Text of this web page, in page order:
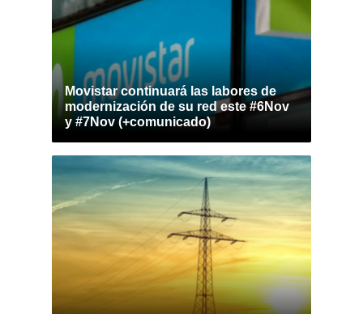
Movistar continuará las labores de
modernización de su red este #6Nov
y #7Nov (+comunicado)